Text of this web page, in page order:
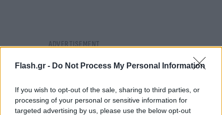
Flash.gr - Do Not Process My Personal Information
If you wish to opt-out of the sale, sharing to third parties, or
processing of your personal or sensitive information for
targeted advertising by us, please use the below opt-out